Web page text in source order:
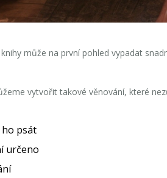
může na první pohled vypadat
vytvořit takové věnování, které
ho psát
určeno